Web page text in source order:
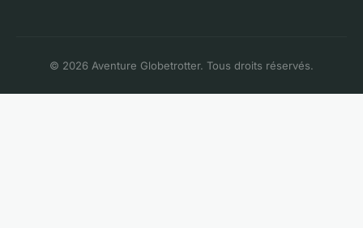
© 2026 Aventure Globetrotter. Tous droits réservés.